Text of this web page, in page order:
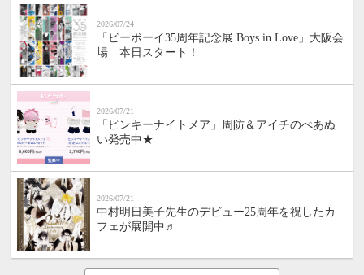
2026/07/24
「ビーボーイ35周年記念展 Boys in Love」大阪会
場 本日スタート！
2026/07/21
「ピンキーナイトメア」周防＆アイチのぺあぬ
い発売中★
2026/07/21
中村明日美子先生のデビュー25周年を祝したカ
フェが展開中♬